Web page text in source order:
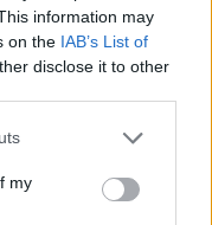
information may
on the IAB’s List of
disclose it to other
my
Delon?